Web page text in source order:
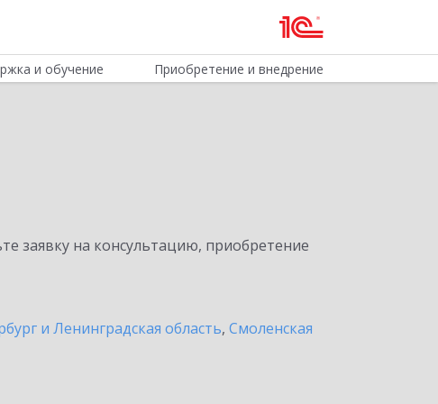
и обучение Приобретение и внедрение
заявку на консультацию, приобретение
и Ленинградская область, Смоленская